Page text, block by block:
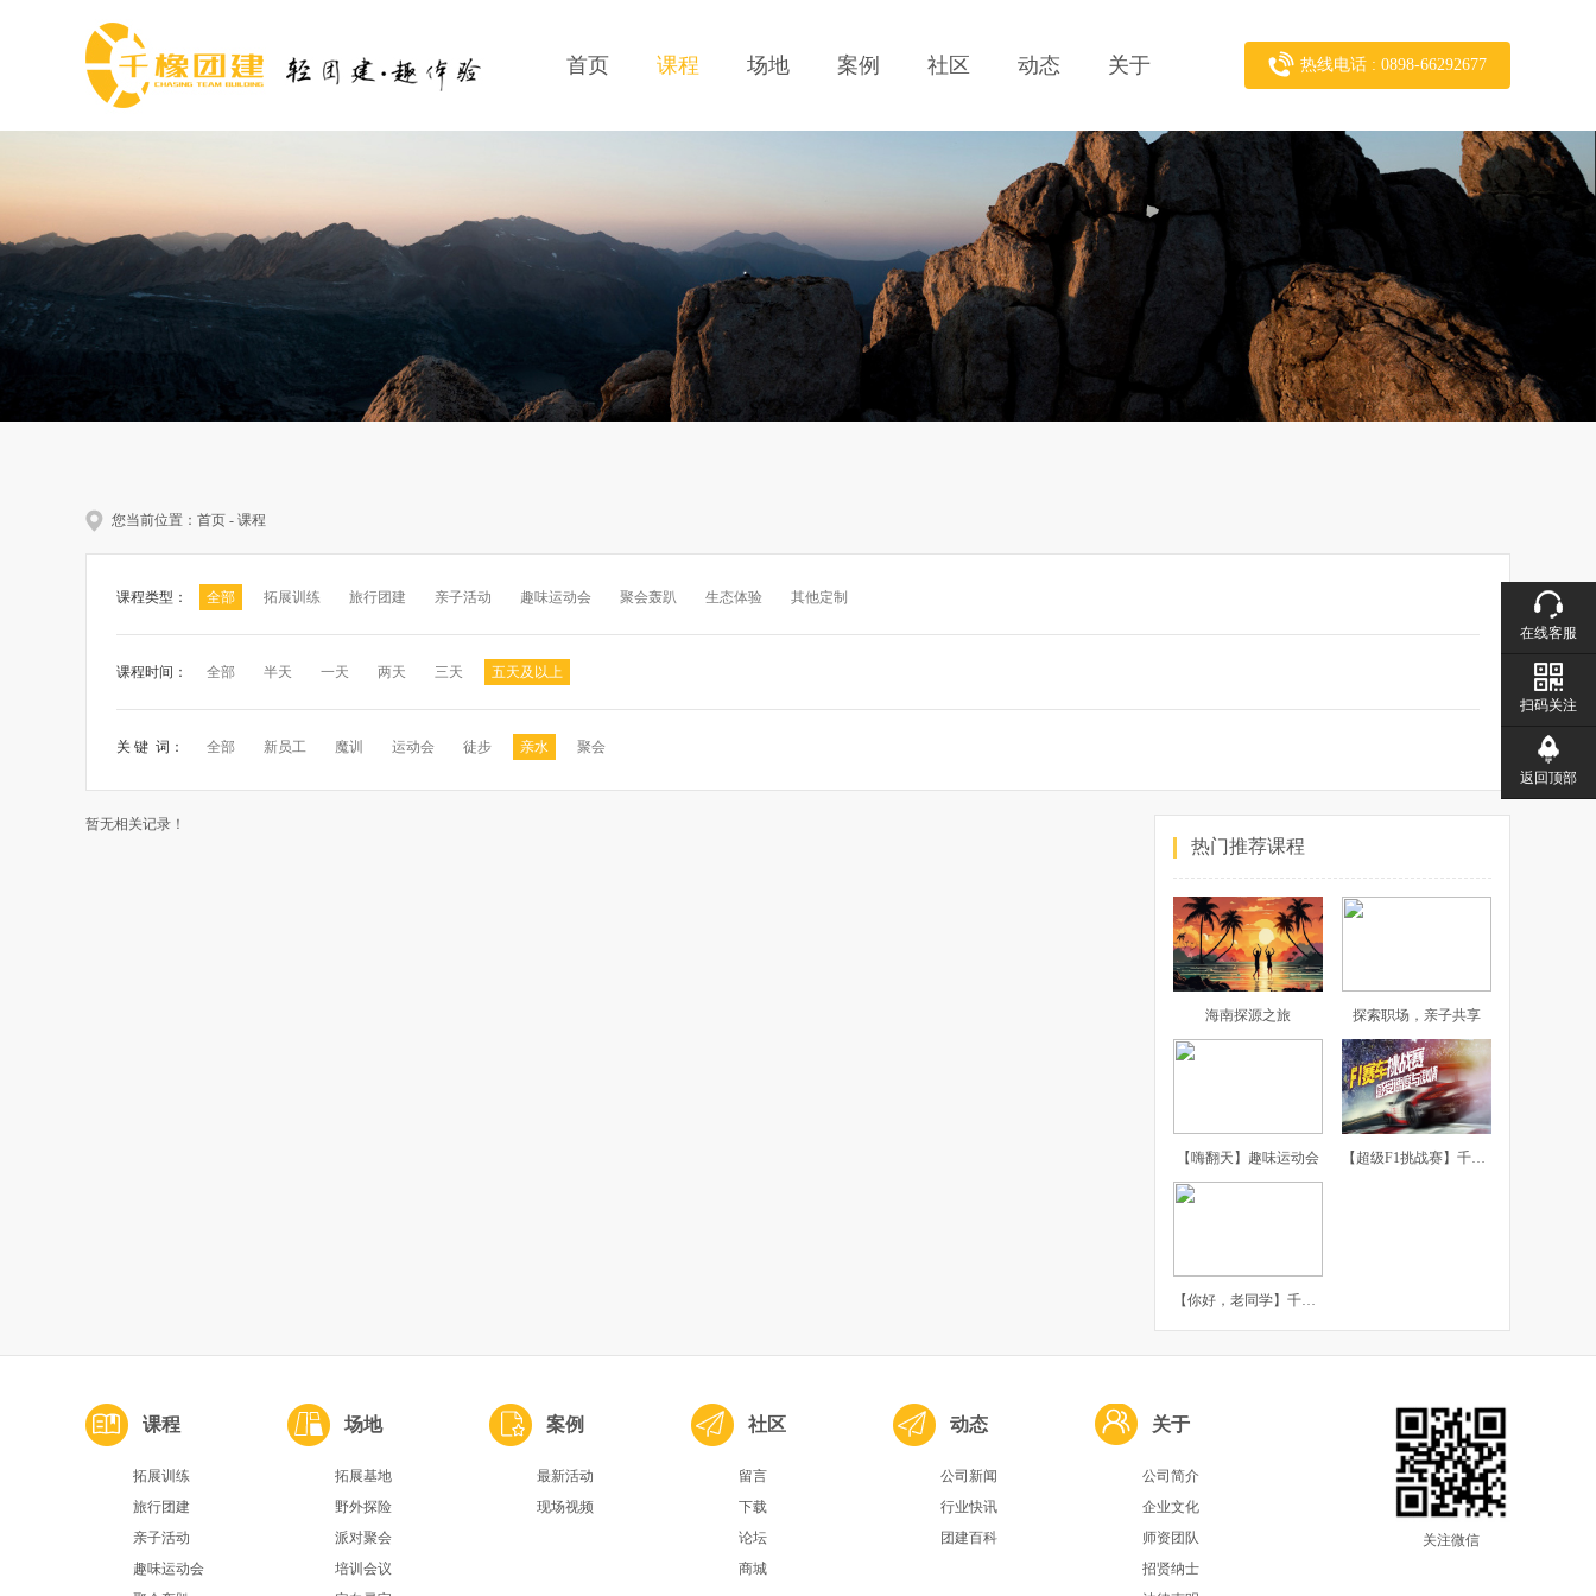
首页 课程 场地 案例 社区 动态 关于 热线电话 : 0898-66292677
您当前位置： 首页 - 课程
课程类型： 全部 拓展训练 旅行团建 亲子活动 趣味运动会 聚会轰趴 生态体验 其他定制
课程时间： 全部 半天 一天 两天 三天 五天及以上
关 键 词： 全部 新员工 魔训 运动会 徒步 亲水 聚会
暂无相关记录！
热门推荐课程
海南探源之旅 探索职场，亲子共享
【嗨翻天】趣味运动会 【超级F1挑战赛】千橡团建体验课
【你好，老同学】千橡团建主题聚会
课程
拓展训练
旅行团建
亲子活动
趣味运动会
场地
拓展基地
野外探险
派对聚会
培训会议
案例
最新活动
现场视频
社区
留言
下载
论坛
商城
动态
公司新闻
行业快讯
团建百科
关于
公司简介
企业文化
师资团队
招贤纳士
关注微信
在线客服
扫码关注
返回顶部